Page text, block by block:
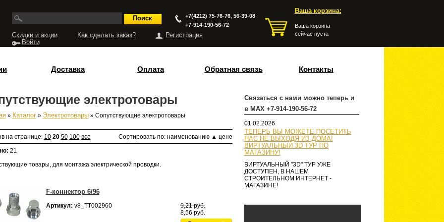
Ваша корзина:
Ваша корзина
сейчас пуста
+7(4212) 75-76-76, 56-39-08
+7-914-190-56-72
Скидки и акции Как сделать заказ?
Регистрация
Войти
Доставка Оплата Обратная связь Контакты
Связаться с нами можно теперь и
в MAX +7-914-190-56-72
01.02.2026
ТЕПЕРЬ ВЫ МОЖЕТЕ ПОСЕТИТЬ
НАС НЕ ВЫХОДЯ ИЗ ДОМА!
ВИРТУАЛЬНЫЙ 3D ТУР ПО
МАГАЗИНУ!
ВИРТУАЛЬНЫЙ "3D" ТУР УЖЕ
ДОСТУПЕН, В НАШЕМ
СТРОИТЕЛЬНОМ ИНТЕРНЕТ -
МАГАЗИНЕ!
электротовары
» Каталог» Электротовары» Сопутствующие электротовары
на странице: 10 20 50 100 все Сортировать по: наименованию ▲ цене
21
товары, для монтажа электрической проводки.
F-коннектор 6/96
Артикул: v8_ТТ002960
9,21 руб.
8,56 руб.